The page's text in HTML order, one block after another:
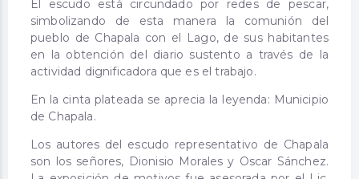
El escudo está circundado por redes de pescar,
simbolizando de esta manera la comunión del
pueblo de Chapala con el Lago, de sus habitantes
en la obtención del diario sustento a través de la
actividad dignificadora que es el trabajo.
En la cinta plateada se aprecia la leyenda: Municipio
de Chapala.
Los autores del escudo representativo de Chapala
son los señores, Dionisio Morales y Oscar Sánchez.